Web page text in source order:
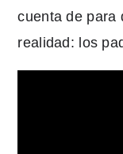
cuenta de para
realidad: los